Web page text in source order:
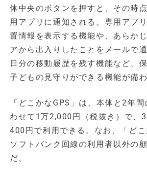
体中央のボタンを押すと、その時
用アプリに通知される。専用アプ
置情報を表示する機能や、あらか
アから出入りしたことをメールで
日分の移動履歴を残す機能など、
子どもの見守りができる機能が備わ
「どこかなGPS」は、本体と2年
わせて1万2,000円（税抜き）で、
400円で利用できる。なお、「どこ
ソフトバンク回線の利用者以外の
だ。